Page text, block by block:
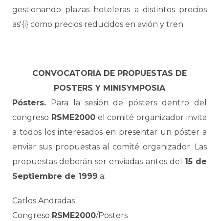
gestionando plazas hoteleras a distintos precios
as'{i} como precios reducidos en avión y tren.
CONVOCATORIA DE PROPUESTAS DE
POSTERS Y MINISYMPOSIA
Pósters. Para la sesión de pósters dentro del
congreso RSME2000el comité organizador invita
a todos los interesados en presentar un póster a
enviar sus propuestas al comité organizador. Las
propuestas deberán ser enviadas antes del 15 de
Septiembre de 1999 a:
Carlos Andradas
Congreso RSME2000/Posters